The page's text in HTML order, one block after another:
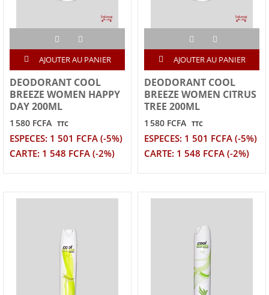
AJOUTER AU PANIER
DEODORANT COOL
BREEZE WOMEN HAPPY
DAY 200ML
1 580 FCFA TTC
ESPECES: 1 501 FCFA (-5%)
CARTE: 1 548 FCFA (-2%)
AJOUTER AU PANIER
DEODORANT COOL
BREEZE WOMEN CITRUS
TREE 200ML
1 580 FCFA TTC
ESPECES: 1 501 FCFA (-5%)
CARTE: 1 548 FCFA (-2%)